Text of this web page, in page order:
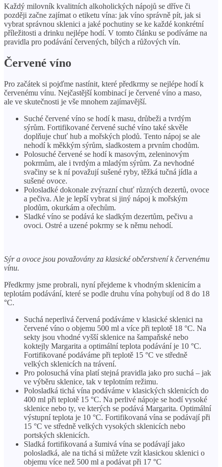
Každý milovník kvalitních alkoholických nápojů se dříve či
později začne zajímat o etiketu vína: jak víno správně pít, jak si
vybrat správnou sklenici a jaké pochutiny se ke každé konkrétní
příležitosti a drinku nejlépe hodí. V tomto článku se podíváme na
pravidla pro podávání červených, bílých a růžových vín.
Červené víno
Pro začátek si pojďme nastínit, které předkrmy se nejlépe hodí k
červenému vínu. Nejčastější kombinací je červené víno a maso,
ale ve skutečnosti je vše mnohem zajímavější.
Suché červené víno se hodí k masu, drůbeži a tvrdým
sýrům. Fortifikované červené suché víno také skvěle
doplňuje chuť hub a mořských plodů. Tento nápoj se ale
nehodí k měkkým sýrům, sladkostem a prvním chodům.
Polosuché červené se hodí k masovým, zeleninovým
pokrmům, ale i tvrdým a mladým sýrům. Za nevhodné
svačiny se k ní považují sušené ryby, těžká tučná jídla a
sušené ovoce.
Polosladké dokonale zvýrazní chuť různých dezertů, ovoce
a pečiva. Ale je lepší vybrat si jiný nápoj k mořským
plodům, okurkám a ořechům.
Sladké víno se podává ke sladkým dezertům, pečivu a
ovoci. Ostré a uzené pokrmy se k němu nehodí.
Sýr a ovoce jsou považovány za klasické občerstvení k červenému
vínu.
Předkrmy jsme probrali, nyní přejdeme k vhodným sklenicím a
teplotám podávání, které se podle druhu vína pohybují od 8 do 18
°C.
Suchá neperlivá červená podáváme v klasické sklenici na
červené víno o objemu 500 ml a více při teplotě 18 °C. Na
sekty jsou vhodné vyšší sklenice na šampaňské nebo
koktejly Margarita a optimální teplota podávání je 10 °C.
Fortifikované podáváme při teplotě 15 °C ve středně
velkých sklenicích na trávení.
Pro polosuchá vína platí stejná pravidla jako pro suchá – jak
ve výběru sklenice, tak v teplotním režimu.
Polosladká tichá vína podáváme v klasických sklenicích do
400 ml při teplotě 15 °C. Na perlivé nápoje se hodí vysoké
sklenice nebo ty, ve kterých se podává Margarita. Optimální
výstupní teplota je 10 °C. Fortifikovaná vína se podávají při
15 °C ve středně velkých vysokých sklenicích nebo
portských sklenicích.
Sladká fortifikovaná a šumivá vína se podávají jako
polosladká, ale na tichá si můžete vzít klasickou sklenici o
objemu více než 500 ml a podávat při 17 °C